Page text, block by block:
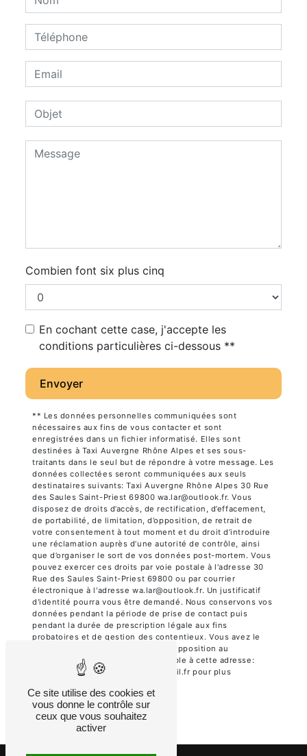
Combien font six plus cinq
En cochant cette case, j'accepte les
conditions particulières ci-dessous **
Envoyer
** Les données personnelles communiquées sont
nécessaires aux fins de vous contacter et sont
enregistrées dans un fichier informatisé. Elles sont
destinées à Taxi Auvergne Rhône Alpes et ses sous-
traitants dans le seul but de répondre à votre message. Les
données collectées seront communiquées aux seuls
destinataires suivants: Taxi Auvergne Rhône Alpes 30 Rue
des Saules Saint-Priest 69800 wa.lar@outlook.fr. Vous
disposez de droits d’accès, de rectification, d’effacement,
de portabilité, de limitation, d’opposition, de retrait de
votre consentement à tout moment et du droit d’introduire
une réclamation auprès d’une autorité de contrôle, ainsi
que d’organiser le sort de vos données post-mortem. Vous
pouvez exercer ces droits par voie postale à l'adresse 30
Rue des Saules Saint-Priest 69800 ou par courrier
électronique à l'adresse wa.lar@outlook.fr. Un justificatif
d'identité pourra vous être demandé. Nous conservons vos
données pendant la période de prise de contact puis
pendant la durée de prescription légale aux fins
probatoires et de gestion des contentieux. Vous avez le
droit de vous inscrire sur la liste d'opposition au
démarchage téléphonique, disponible à cette adresse:
Bloctel.gouv.fr
. Consultez le site cnil.fr pour plus
Ce site utilise des cookies et
vous donne le contrôle sur
ceux que vous souhaitez
activer